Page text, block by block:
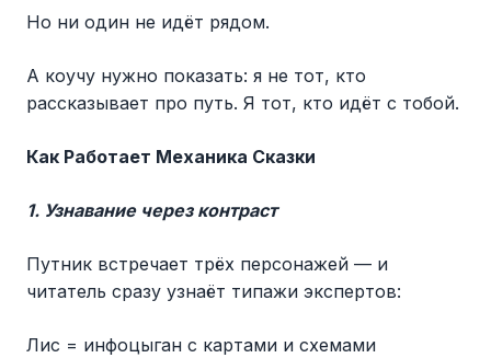
Но ни один не идёт рядом.
А коучу нужно показать: я не тот, кто
рассказывает про путь. Я тот, кто идёт с тобой.
Как Работает Механика Сказки
1. Узнавание через контраст
Путник встречает трёх персонажей — и
читатель сразу узнаёт типажи экспертов:
Лис = инфоцыган с картами и схемами